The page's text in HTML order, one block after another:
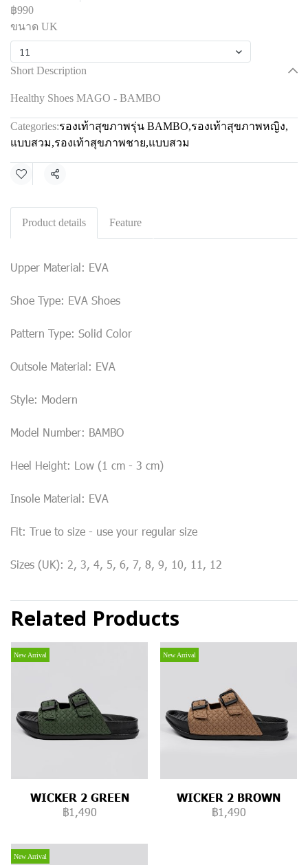
฿990
ขนาด UK
11
Short Description
Healthy Shoes MAGO - BAMBO
Categories:รองเท้าสุขภาพรุ่น BAMBO,รองเท้าสุขภาพหญิง,
แบบสวม,รองเท้าสุขภาพชาย,แบบสวม
Share
Product details Feature
Upper Material: EVA
Shoe Type: EVA Shoes
Pattern Type: Solid Color
Outsole Material: EVA
Style: Modern
Model Number: BAMBO
Heel Height: Low (1 cm - 3 cm)
Insole Material: EVA
Fit: True to size - use your regular size
Sizes (UK): 2, 3, 4, 5, 6, 7, 8, 9, 10, 11, 12
Related Products
New Arrival
WICKER 2 GREEN
฿1,490
New Arrival
WICKER 2 BROWN
฿1,490
New Arrival